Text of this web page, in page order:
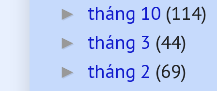
► tháng 10 (114)
► tháng 3 (44)
► tháng 2 (69)